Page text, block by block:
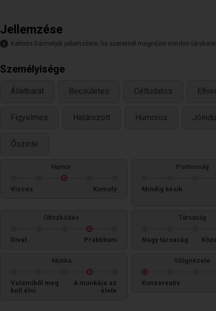
Jellemzése
Kattints bármelyik jellemzésre, ha szeretnél megnézni minden
Személyisége
Állatbarát Becsületes Céltudatos
Figyelmes Határozott Humoros
Őszinte
Humor
Vicces Komoly
Pontosság
Mindig késik
Öltözködés
Divat Praktikum
Társaság
Nagy társaság
Munka
Valamiből meg
kell élni
A munkája az
élete
Világnézete
Konzervatív